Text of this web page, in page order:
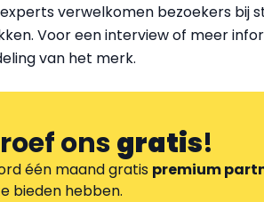
verwelkomen bezoekers bij
Voor een interview of meer
van het merk.
onsgratis!
één maand gratis premium
bieden hebben.